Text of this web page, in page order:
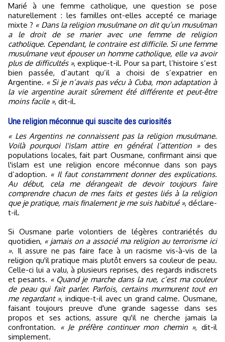
Marié à une femme catholique, une question se pose
naturellement : les familles ont-elles accepté ce mariage
mixte ? « Dans la religion musulmane on dit qu’un musulman
a le droit de se marier avec une femme de religion
catholique. Cependant, le contraire est difficile. Si une femme
musulmane veut épouser un homme catholique, elle va avoir
plus de difficultés », explique-t-il. Pour sa part, l’histoire s’est
bien passée, d’autant qu’il a choisi de s’expatrier en
Argentine. « Si je n’avais pas vécu à Cuba, mon adaptation à
la vie argentine aurait sûrement été différente et peut-être
moins facile », dit-il.
Une religion méconnue qui suscite des curiosités
« Les Argentins ne connaissent pas la religion musulmane.
Voilà pourquoi l'islam attire en général l’attention »des
populations locales, fait part Ousmane, confirmant ainsi que
l'islam est une religion encore méconnue dans son pays
d’adoption. « Il faut constamment donner des explications.
Au début, cela me dérangeait de devoir toujours faire
comprendre chacun de mes faits et gestes liés à la religion
que je pratique, mais finalement je me suis habitué », déclare-
t-il.
Si Ousmane parle volontiers de légères contrariétés du
quotidien, « jamais on a associé ma religion au terrorisme ici
». Il assure ne pas faire face à un racisme vis-à-vis de la
religion qu'il pratique mais plutôt envers sa couleur de peau.
Celle-ci lui a valu, à plusieurs reprises, des regards indiscrets
et pesants. « Quand je marche dans la rue, c’est ma couleur
de peau qui fait parler. Parfois, certains murmurent tout en
me regardant », indique-t-il avec un grand calme. Ousmane,
faisant toujours preuve d'une grande sagesse dans ses
propos et ses actions, assure qu'il ne cherche jamais la
confrontation.
« Je préfère continuer mon chemin », dit-il
simplement.